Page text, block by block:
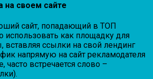
на своем сайте
сайт, попадающий в ТОП
использовать как площадку для
вставляя ссылки на свой лендинг
напрямую на сайт рекламодателя
часто встречается слово –